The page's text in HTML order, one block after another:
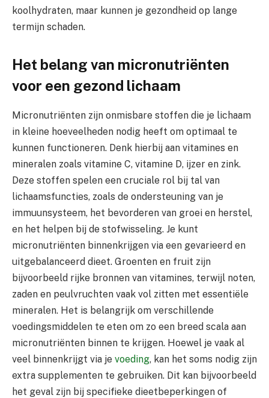
koolhydraten, maar kunnen je gezondheid op lange
termijn schaden.
Het belang van micronutriënten
voor een gezond lichaam
Micronutriënten zijn onmisbare stoffen die je lichaam
in kleine hoeveelheden nodig heeft om optimaal te
kunnen functioneren. Denk hierbij aan vitamines en
mineralen zoals vitamine C, vitamine D, ijzer en zink.
Deze stoffen spelen een cruciale rol bij tal van
lichaamsfuncties, zoals de ondersteuning van je
immuunsysteem, het bevorderen van groei en herstel,
en het helpen bij de stofwisseling. Je kunt
micronutriënten binnenkrijgen via een gevarieerd en
uitgebalanceerd dieet. Groenten en fruit zijn
bijvoorbeeld rijke bronnen van vitamines, terwijl noten,
zaden en peulvruchten vaak vol zitten met essentiële
mineralen. Het is belangrijk om verschillende
voedingsmiddelen te eten om zo een breed scala aan
micronutriënten binnen te krijgen. Hoewel je vaak al
veel binnenkrijgt via je voeding, kan het soms nodig zijn
extra supplementen te gebruiken. Dit kan bijvoorbeeld
het geval zijn bij specifieke dieetbeperkingen of